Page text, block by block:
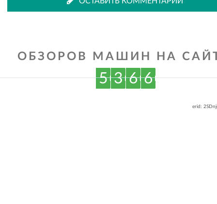
ОБЗОРОВ МАШИН НА
5 3 6 6
erid: